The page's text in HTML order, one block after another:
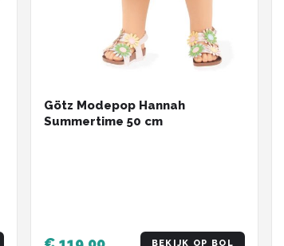
Götz Modepop Hannah
Summertime 50 cm
BEKIJK OP BOL